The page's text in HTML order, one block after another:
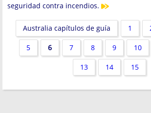
seguridad contra incendios.
Australia capítulos de guía 1
5 6 7 8 9 10
13 14 15